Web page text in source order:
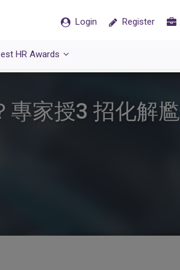
Login Register
HR Awards
專家授3 招化解尷